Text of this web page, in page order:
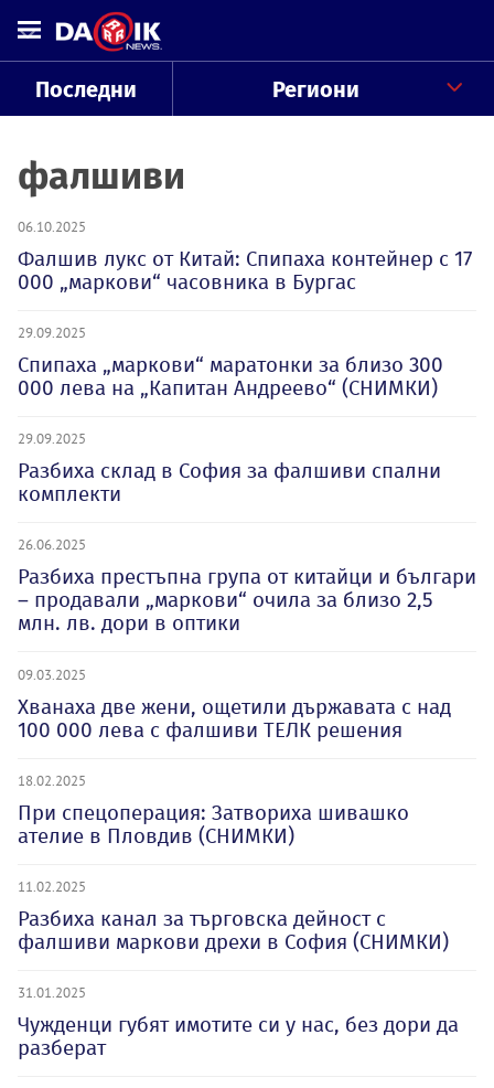
Последни Региони
фалшиви
06.10.2025
Фалшив лукс от Китай: Спипаха контейнер с 17
000 „маркови“ часовника в Бургас
29.09.2025
Спипаха „маркови“ маратонки за близо 300
000 лева на „Капитан Андреево“ (СНИМКИ)
29.09.2025
Разбиха склад в София за фалшиви спални
комплекти
26.06.2025
Разбиха престъпна група от китайци и българи
– продавали „маркови“ очила за близо 2,5
млн. лв. дори в оптики
09.03.2025
Хванаха две жени, ощетили държавата с над
100 000 лева с фалшиви ТЕЛК решения
18.02.2025
При спецоперация: Затвориха шивашко
ателие в Пловдив (СНИМКИ)
11.02.2025
Разбиха канал за търговска дейност с
фалшиви маркови дрехи в София (СНИМКИ)
31.01.2025
Чужденци губят имотите си у нас, без дори да
разберат